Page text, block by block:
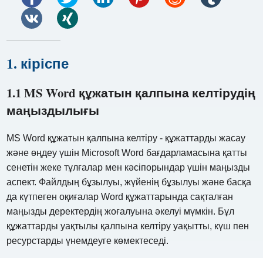
1. кіріспе
1.1 MS Word құжатын қалпына келтірудің
маңыздылығы
MS Word құжатын қалпына келтіру - құжаттарды жасау
және өңдеу үшін Microsoft Word бағдарламасына қатты
сенетін жеке тұлғалар мен кәсіпорындар үшін маңызды
аспект. Файлдың бұзылуы, жүйенің бұзылуы және басқа
да күтпеген оқиғалар Word құжаттарында сақталған
маңызды деректердің жоғалуына әкелуі мүмкін. Бұл
құжаттарды уақтылы қалпына келтіру уақытты, күш пен
ресурстарды үнемдеуге көмектеседі.